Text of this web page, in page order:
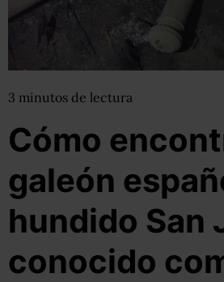
3 minutos de lectura
Cómo
galeón
hundido San
conocido